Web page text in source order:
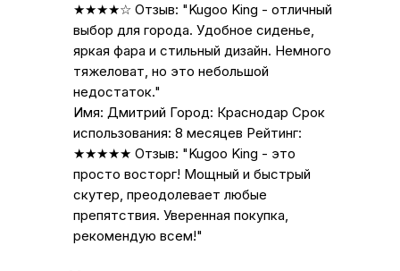
★★★★☆ Отзыв: "Kugoo King - отличный
выбор для города. Удобное сиденье,
яркая фара и стильный дизайн. Немного
тяжеловат, но это небольшой
недостаток."
Имя: Дмитрий Город: Краснодар Срок
использования: 8 месяцев Рейтинг:
★★★★★ Отзыв: "Kugoo King - это
просто восторг! Мощный и быстрый
скутер, преодолевает любые
препятствия. Уверенная покупка,
рекомендую всем!"